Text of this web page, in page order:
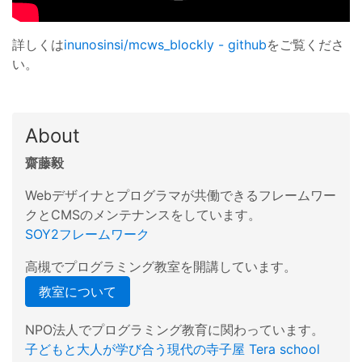
詳しくはinunosinsi/mcws_blockly - githubをご覧くださ
い。
About
齋藤毅
Webデザイナとプログラマが共働できるフレームワー
クとCMSのメンテナンスをしています。
SOY2フレームワーク
高槻でプログラミング教室を開講しています。
教室について
NPO法人でプログラミング教育に関わっています。
子どもと大人が学び合う現代の寺子屋 Tera school